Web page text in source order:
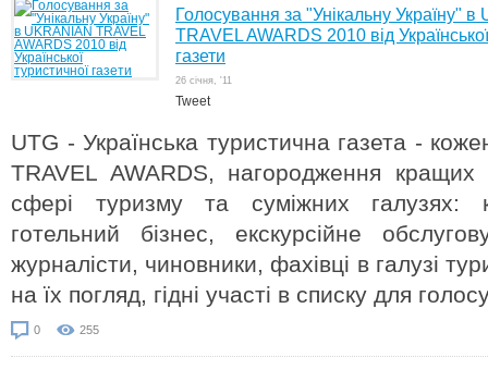
Голосування за "Унікальну Україну" в
TRAVEL AWARDS 2010 від
газети
26 cічня, '11
Tweet
UTG - Українська туристична газета -
TRAVEL AWARDS, нагородження
сфері туризму та суміжних галузях:
готельний бізнес, екскурсійне
журналісти, чиновники, фахівці в галузі
на їх погляд, гідні участі в списку для
0 255